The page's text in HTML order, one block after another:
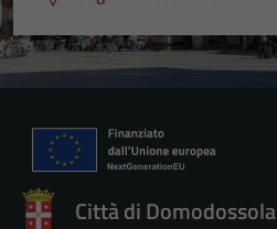
Città di Domodossola